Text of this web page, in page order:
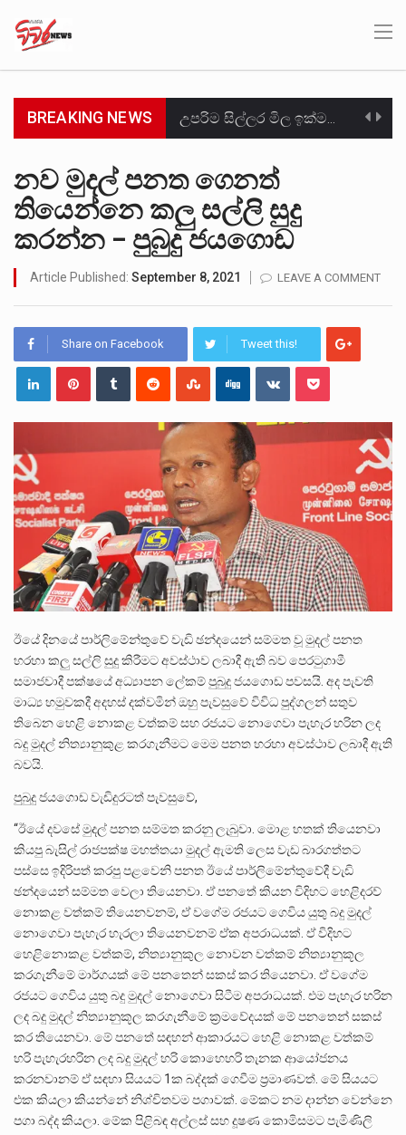
BREAKING NEWS
වත්මන් ආණ්ඩුවේ ප්‍රධාන පාර්ශවකරුවා වන ජනතා විමුක්ති පෙරමුණේ කාලයක පටන් තිබුණු ප්‍රධාන සටන් පාඨයක් වූවේ…
සංවිධානාත්මක අපරාධකරුවකු වන ලොකු පැටිගේ ප්‍රධාන වෙඩික්කරු බවට සැක කරන ගිං ගඟේ ගිල්වා මරා දමා…
නව පරිසර පනත යටතේ ශබ්ද දූෂණය සම්බන්ධයෙන් කටයුතු කිරීමට නව රෙගුලාසි ගෙන ඒමට මධ්‍යම පරිසර…
නව මුදල් පනත ගෙනත්
තියෙන්නෙ කලු සල්ලි සුදු
කරන්න – පුබුදු ජයගොඩ
Article Published: September 8, 2021 LEAVE A COMMENT
Share on Facebook Tweet this!
ඊයේ දිනයේ පාර්ලිමේන්තුවේ වැඩි ඡන්දයෙන් සම්මත වූ මුදල් පනත
හරහා කලු සල්ලි සුදු කිරීමට අවස්ථාව ලබාදී ඇති බව පෙරටුගාමී
සමාජවාදී පක්ෂයේ අධ්‍යාපන ලේකම් පුබුදු ජයගොඩ පවසයි. අද පැවති
මාධ්‍ය හමුවකදී අදහස් දක්වමින් ඔහු පැවසුවේ විවිධ පුද්ගලන් සතුව
තිබෙන හෙළි නොකළ වත්කම් සහ රජයට නොගෙවා පැහැර හරින ලද
බදු මුදල් නිත්‍යානුකුළ කරගැනීමට මෙම පනත හරහා අවස්ථාව ලබාදී ඇති
බවයි.
පුබුදු ජයගොඩ වැඩිදුරටත් පැවසුවේ,
“ඊයේ දවසේ මුදල් පනත සම්මත කරනු ලැබුවා. මොළ හතක් තියෙනවා
කියපු බැසිල් රාජපක්ෂ මහත්තයා මුදල් ඇමති ලෙස වැඩ බාරගත්තට
පස්සෙ ඉදිරිපත් කරපු පළවෙනි පනත ඊයේ පාර්ලිමේන්තුවේදී වැඩි
ඡන්දයෙන් සම්මත වෙලා තියෙනවා. ඒ පනතේ කියන විදිහට හෙළිදරව්
නොකළ වත්කම් තියෙනවනම්, ඒ වගේම රජයට ගෙවිය යුතු බදු මුදල්
නොගෙවා පැහැර හැරලා තියෙනවනම් ඒක අපරාධයක්. ඒ විදිහට
හෙළිනොකළ වත්කම්, නිත්‍යානුකුල නොවන වත්කම් නිත්‍යානුකූල
කරගැනීමේ මාර්ගයක් මේ පනතෙන් සකස් කර තියෙනවා. ඒ වගේම
රජයට ගෙවිය යුතු බදු මුදල් නොගෙවා සිටීම අපරාධයක්. එම පැහැර හරින
ලද බදු මුදල් නිත්‍යානුකූල කරගැනීමේ ක්‍රමවේදයක් මේ පනතෙන් සකස්
කර තියෙනවා. මේ පනතේ සඳහන් ආකාරයට හෙළි නොකළ වත්කම්
හරි පැහැරහරින ලද බදු මුදල් හරි කොහෙහරි තැනක ආයෝජනය
කරනවානම් ඒ සඳහා සියයට 1ක බද්දක් ගෙවීම ප්‍රමාණවත්. මේ සියයට
එක කියලා කියන්නේ නිශ්චිතවම පගාවක්. මේකට නම දාන්න වෙන්නෙ
පගා බද්ද කියලා. මේක පිළිබඳ අල්ලස් සහ දූෂණ කොමිසමට පැමිණිලි